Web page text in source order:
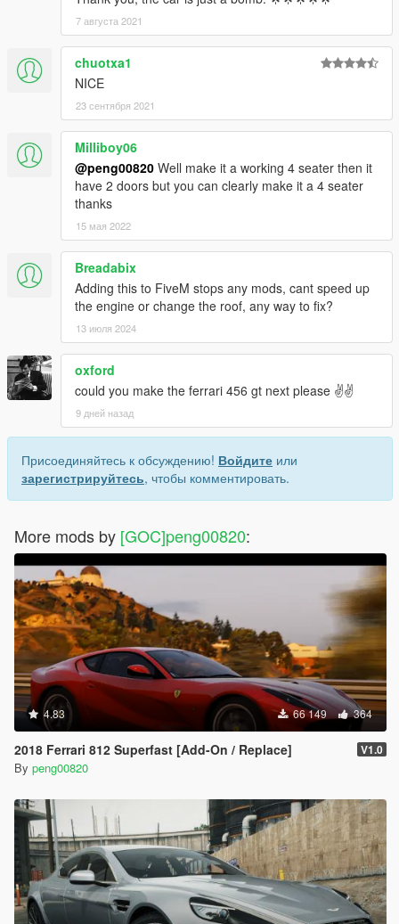
7 августа 2021
chuotxa1
NICE
23 сентября 2021
Milliboy06
@peng00820 Well make it a working 4 seater then it
have 2 doors but you can clearly make it a 4 seater
thanks
15 мая 2022
Breadabix
Adding this to FiveM stops any mods, cant speed up
the engine or change the roof, any way to fix?
13 июля 2024
oxford
could you make the ferrari 456 gt next please ✌️✌️
9 дней назад
Присоединяйтесь к обсуждению! Войдите или
зарегистрируйтесь, чтобы комментировать.
More mods by [GOC]peng00820:
4.83 66 149 364
2018 Ferrari 812 Superfast [Add-On / Replace] V1.0
By peng00820